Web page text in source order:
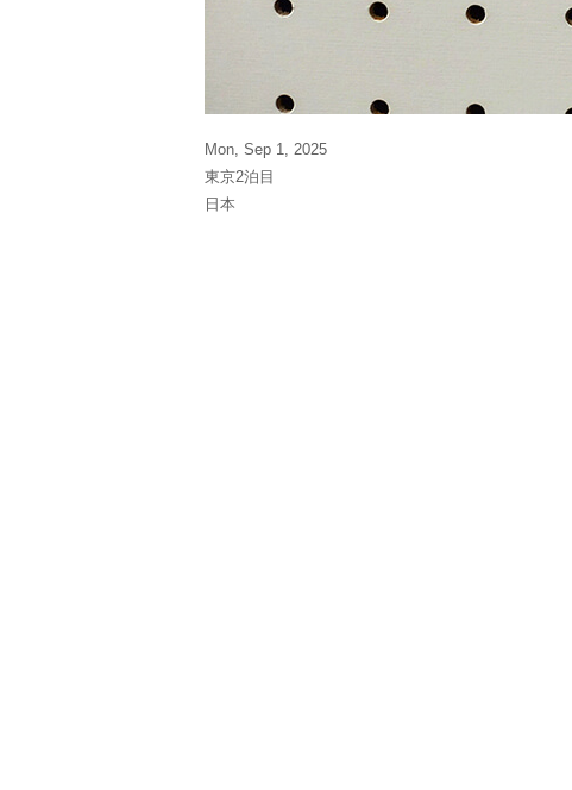
Mon, Sep 1, 2025
東京2泊目
日本